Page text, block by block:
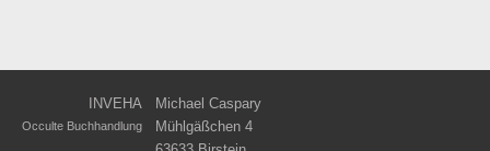
INVEHA Michael Caspary
Occulte Buchhandlung
Mühlgäßchen 4